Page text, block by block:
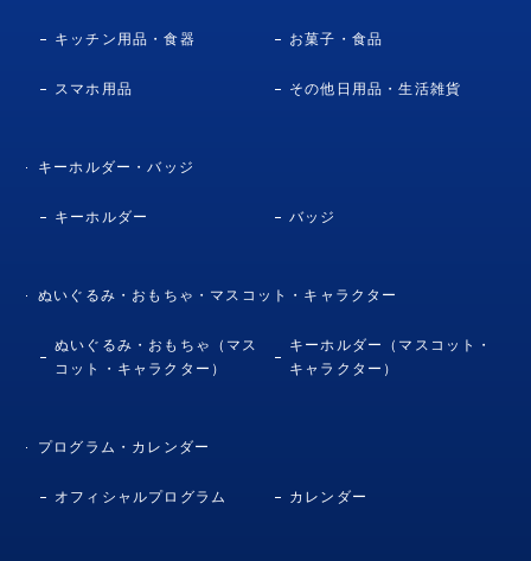
キッチン用品・食器 お菓子・食品
スマホ用品 その他日用品・生活雑貨
キーホルダー・バッジ
キーホルダー バッジ
ぬいぐるみ・おもちゃ・マスコット・キャラクター
ぬいぐるみ・おもちゃ（マス
コット・キャラクター）
キーホルダー（マスコット・
キャラクター）
プログラム・カレンダー
オフィシャルプログラム カレンダー